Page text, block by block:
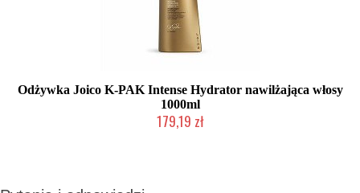
Odżywka Joico K-PAK Intense Hydrator nawilżająca włosy
1000ml
179,19 zł